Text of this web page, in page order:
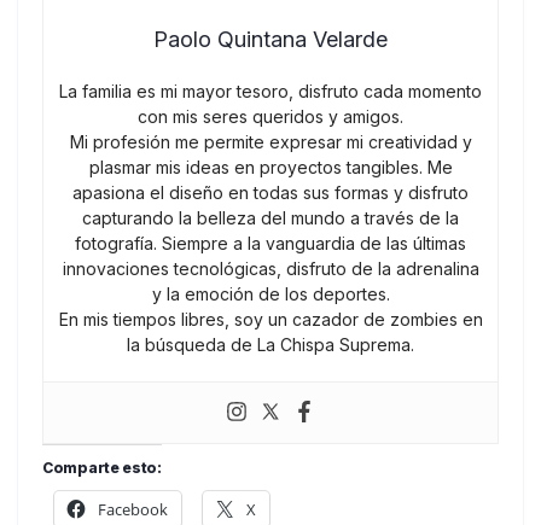
Paolo Quintana Velarde
La familia es mi mayor tesoro, disfruto cada momento
con mis seres queridos y amigos.
Mi profesión me permite expresar mi creatividad y
plasmar mis ideas en proyectos tangibles. Me
apasiona el diseño en todas sus formas y disfruto
capturando la belleza del mundo a través de la
fotografía. Siempre a la vanguardia de las últimas
innovaciones tecnológicas, disfruto de la adrenalina
y la emoción de los deportes.
En mis tiempos libres, soy un cazador de zombies en
la búsqueda de La Chispa Suprema.
Comparte esto:
Facebook X